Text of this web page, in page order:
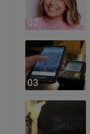
02
03